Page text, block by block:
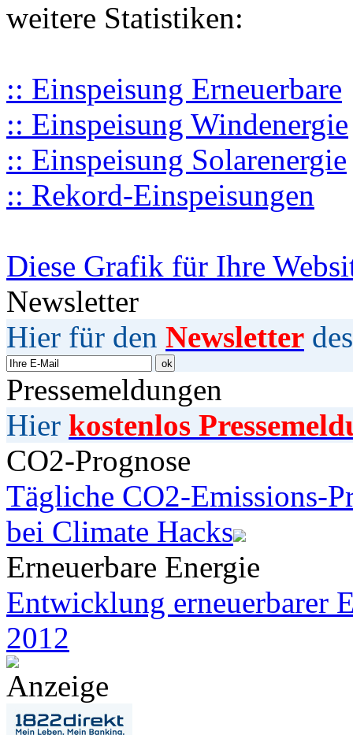
weitere Statistiken:
:: Einspeisung Erneuerbare
:: Einspeisung Windenergie
:: Einspeisung Solarenergie
:: Rekord-Einspeisungen
Diese Grafik für Ihre
Newsletter
Hier für den Newsletter
Pressemeldungen
Hier kostenlos
CO2-Prognose
Tägliche CO2-Emissions-
bei Climate Hacks
Erneuerbare Energie
Entwicklung erneuerbarer
2012
Anzeige